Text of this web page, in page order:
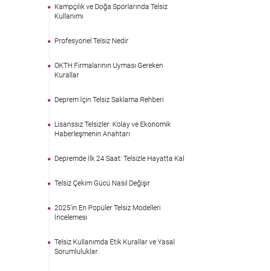
Kampçılık ve Doğa Sporlarında Telsiz
Kullanımı
Profesyonel Telsiz Nedir
OKTH Firmalarının Uyması Gereken
Kurallar
Deprem İçin Telsiz Saklama Rehberi
Lisanssız Telsizler: Kolay ve Ekonomik
Haberleşmenin Anahtarı
Depremde İlk 24 Saat: Telsizle Hayatta Kal
Telsiz Çekim Gücü Nasıl Değişir
2025’in En Popüler Telsiz Modelleri
İncelemesi
Telsiz Kullanımda Etik Kurallar ve Yasal
Sorumluluklar